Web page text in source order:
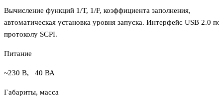
Вычисление функций 1/T, 1/F, коэффициента заполнения,
автоматическая установка уровня запуска. Интерфейс USB 2.0 по
протоколу SCPI.
Питание
~230 В, 40 ВА
Габариты, масса